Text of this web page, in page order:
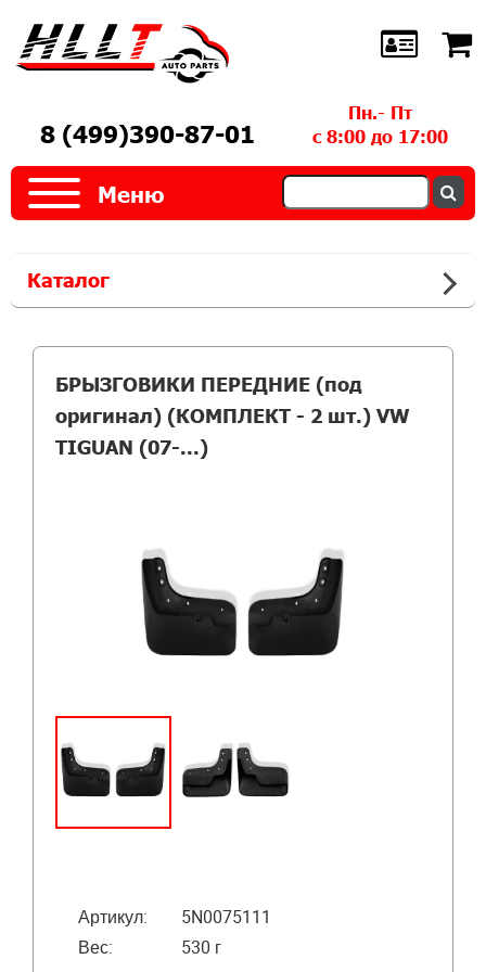
8 (499)390-87-01
Пн.- Пт
с 8:00 до 17:00
Меню
Каталог
БРЫЗГОВИКИ ПЕРЕДНИЕ (под
оригинал) (КОМПЛЕКТ - 2 шт.) VW
TIGUAN (07-...)
Артикул:
5N0075111
Вес:
530 г